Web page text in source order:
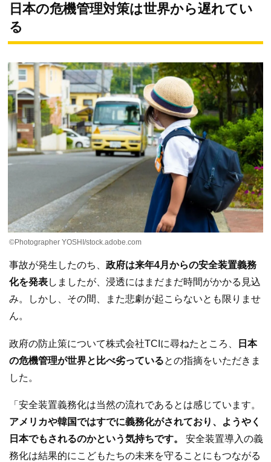
日本の危機管理対策は世界から遅れてい
る
©Photographer YOSHI/stock.adobe.com
事故が発生したのち、 政府は来年4月からの安全装置義務
化を発表しましたが、浸透にはまだまだ時間がかかる見込
み。しかし、その間、また悲劇が起こらないとも限りませ
ん。
政府の防止策について株式会社TCIに尋ねたところ、
日本
の危機管理が世界と比べ劣っているとの指摘をいただきま
した。
「安全装置義務化は当然の流れであるとは感じています。
アメリカや韓国ではすでに義務化がされており、ようやく
日本でもされるのかという気持ちです。 安全装置導入の義
務化は結果的にこどもたちの未来を守ることにもつながる